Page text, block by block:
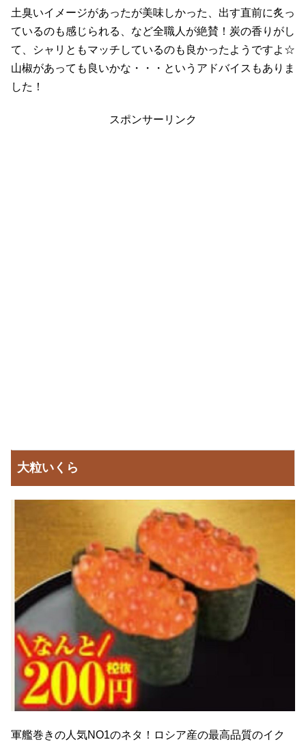
土臭いイメージがあったが美味しかった、出す直前に炙っ
ているのも感じられる、など全職人が絶賛！炭の香りがし
て、シャリともマッチしているのも良かったようですよ☆
山椒があっても良いかな・・・というアドバイスもありま
した！
スポンサーリンク
大粒いくら
軍艦巻きの人気NO1のネタ！ロシア産の最高品質のイク